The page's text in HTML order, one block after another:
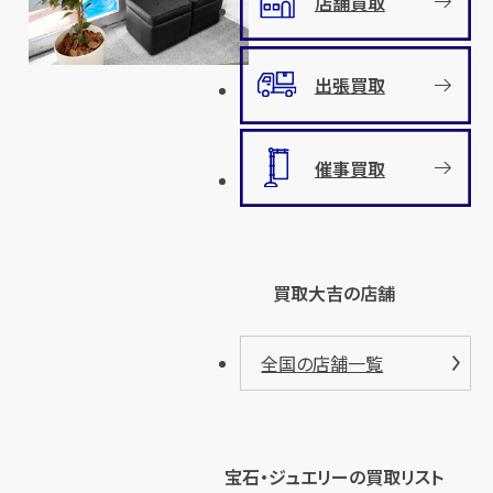
出張買取
催事買取
買取大吉の店舗
全国の店舗一覧
宝石・ジュエリーの買取リスト